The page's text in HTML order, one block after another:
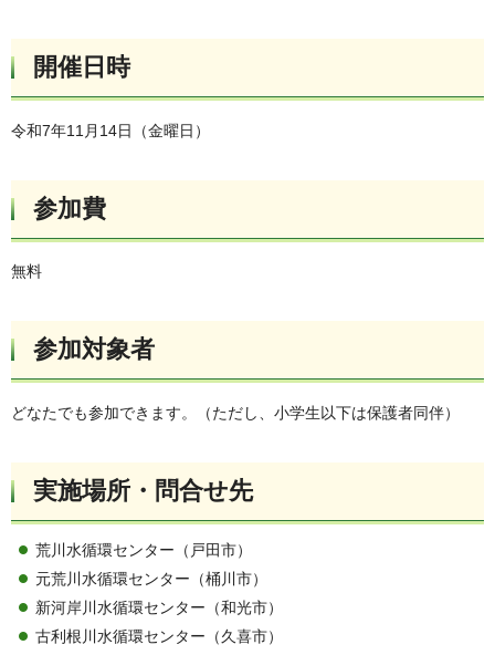
開催日時
令和7年11月14日（金曜日）
参加費
無料
参加対象者
どなたでも参加できます。（ただし、小学生以下は保護者同伴）
実施場所・問合せ先
荒川水循環センター（戸田市）
元荒川水循環センター（桶川市）
新河岸川水循環センター（和光市）
古利根川水循環センター（久喜市）